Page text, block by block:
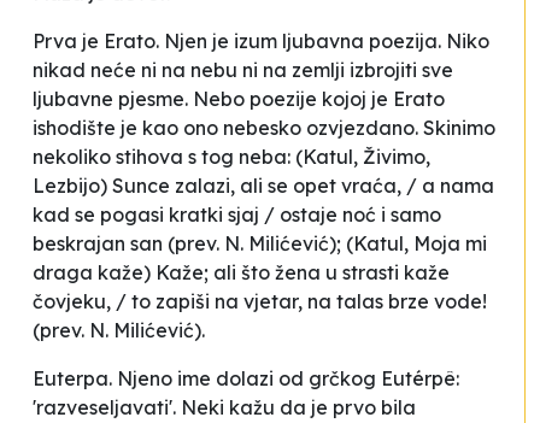
Prva je Erato. Njen je izum ljubavna poezija. Niko
nikad neće ni na nebu ni na zemlji izbrojiti sve
ljubavne pjesme. Nebo poezije kojoj je Erato
ishodište je kao ono nebesko ozvjezdano. Skinimo
nekoliko stihova s tog neba: (Katul, Živimo,
Lezbijo) Sunce zalazi, ali se opet vraća, / a nama
kad se pogasi kratki sjaj / ostaje noć i samo
beskrajan san (prev. N. Milićević); (Katul, Moja mi
draga kaže) Kaže; ali što žena u strasti kaže
čovjeku, / to zapiši na vjetar, na talas brze vode!
(prev. N. Milićević).
Euterpa. Njeno ime dolazi od grčkog Eutérpê:
'razveseljavati'. Neki kažu da je prvo bila